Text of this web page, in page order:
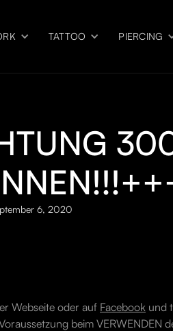
TATTOO PIERCING
6, 2020
Webseite oder auf Facebook und
beim VERWENDEN